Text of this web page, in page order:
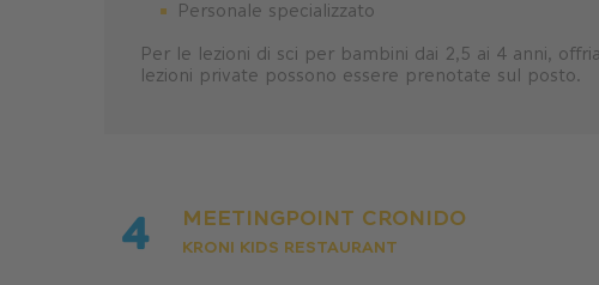
Personale specializzato
Per le lezioni di sci per bambini dai 2,5 ai 4 anni,
lezioni private possono essere prenotate sul posto.
MEETINGPOINT CRONIDO
KRONI KIDS RESTAURANT